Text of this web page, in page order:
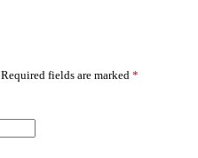
Required fields are marked *